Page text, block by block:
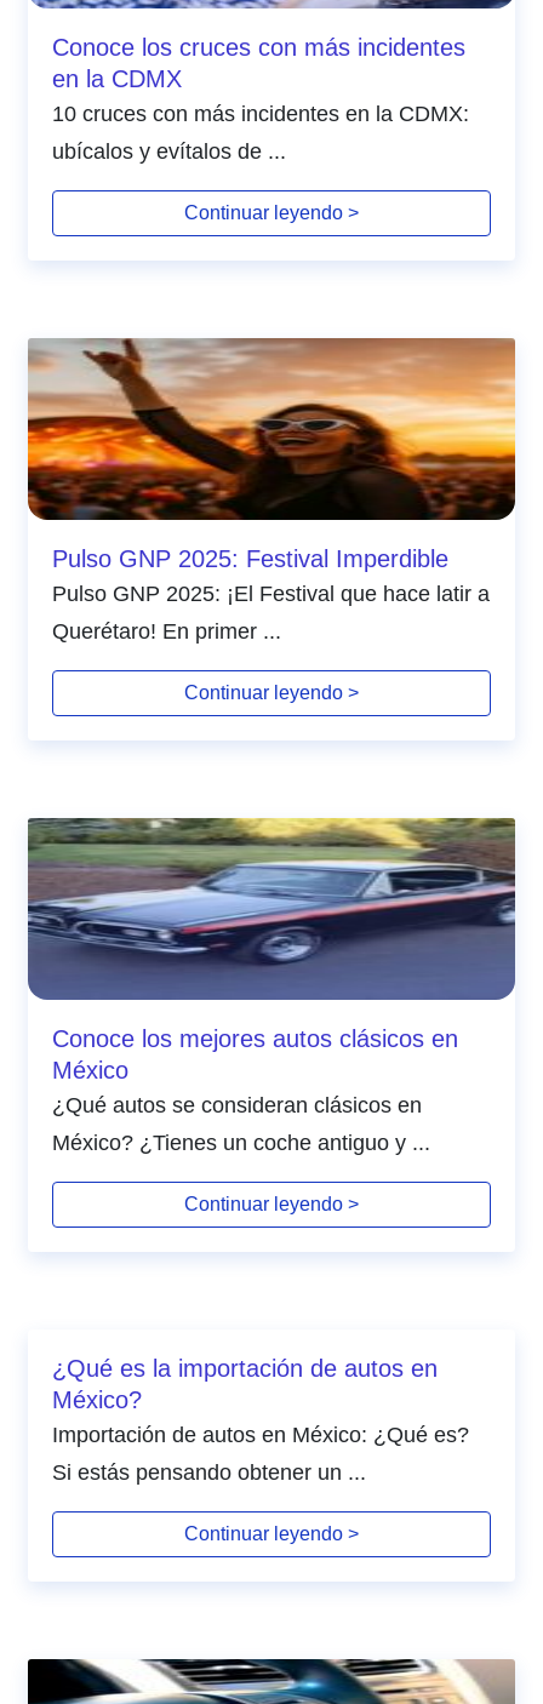
Conoce los cruces con más incidentes
en la CDMX
10 cruces con más incidentes en la CDMX:
ubícalos y evítalos de ...
Continuar leyendo >
Pulso GNP 2025: Festival Imperdible
Pulso GNP 2025: ¡El Festival que hace latir a
Querétaro! En primer ...
Continuar leyendo >
Conoce los mejores autos clásicos en
México
¿Qué autos se consideran clásicos en
México? ¿Tienes un coche antiguo y ...
Continuar leyendo >
¿Qué es la importación de autos en
México?
Importación de autos en México: ¿Qué es?
Si estás pensando obtener un ...
Continuar leyendo >